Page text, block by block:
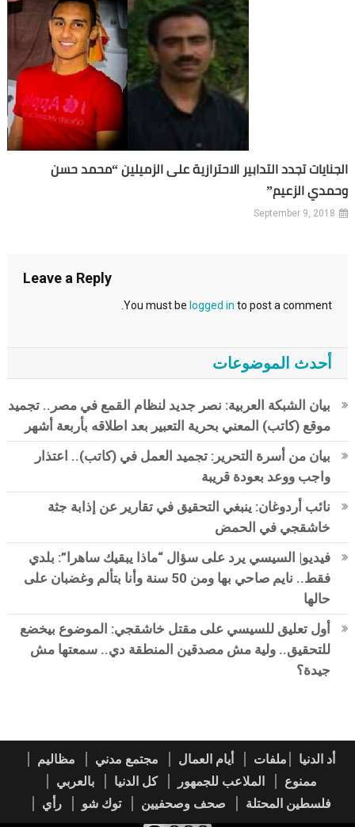
الجنايات تجدد التدابير الاحترازية على الزميلين “محمد حسن
وحمدي الزعيم”
September 9, 2018
Leave a Reply
You must be logged in to post a comment.
أحدث الموضوعات
بيان الشبكة العربية: نصر جديد لنظام القمع في مصر.. تجميد
موقع (كاتب) المعني بحرية التعبير بعد اطلاقه بأربعة أشهر
بيان من أسرة التحرير: تجميد العمل في (كاتب).. اعتذار
واجب ووعد بعودة قريبة
نائب أردوغان: ينبغي التحقيق في تقارير عن إذابة جثة
خاشقجي في الحمض
فيديو| السيسي يرد على سؤال “ماذا يبقيك ساهرا”: بلدي
فقط.. نايم صاحي بها ومن 50 سنة وأنا بتألم وغضبان على
حالها
أول تعليق للسيسي على مقتل خاشقجي: الموضوع بيخضع
للتحقيق.. ولية مش مصدقين المنطقة دي.. سمعتها مش
جيدة؟
أد الدنيا ملفات أيام العمال مجتمع مدني
مظاليم
ممنوع
الملاعب للجمهور كل الدنيا
بالعربي
فلسطين المحتلة
صحف وصحفيين توك شو رأي